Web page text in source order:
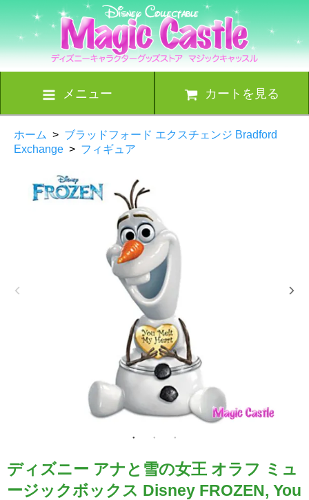
メニュー カートを見る
ホーム > ブラッドフォード エクスチェンジ Bradford
Exchange > フィギュア
ディズニー アナと雪の女王 オラフ ミュ
ージックボックス Disney FROZEN, You